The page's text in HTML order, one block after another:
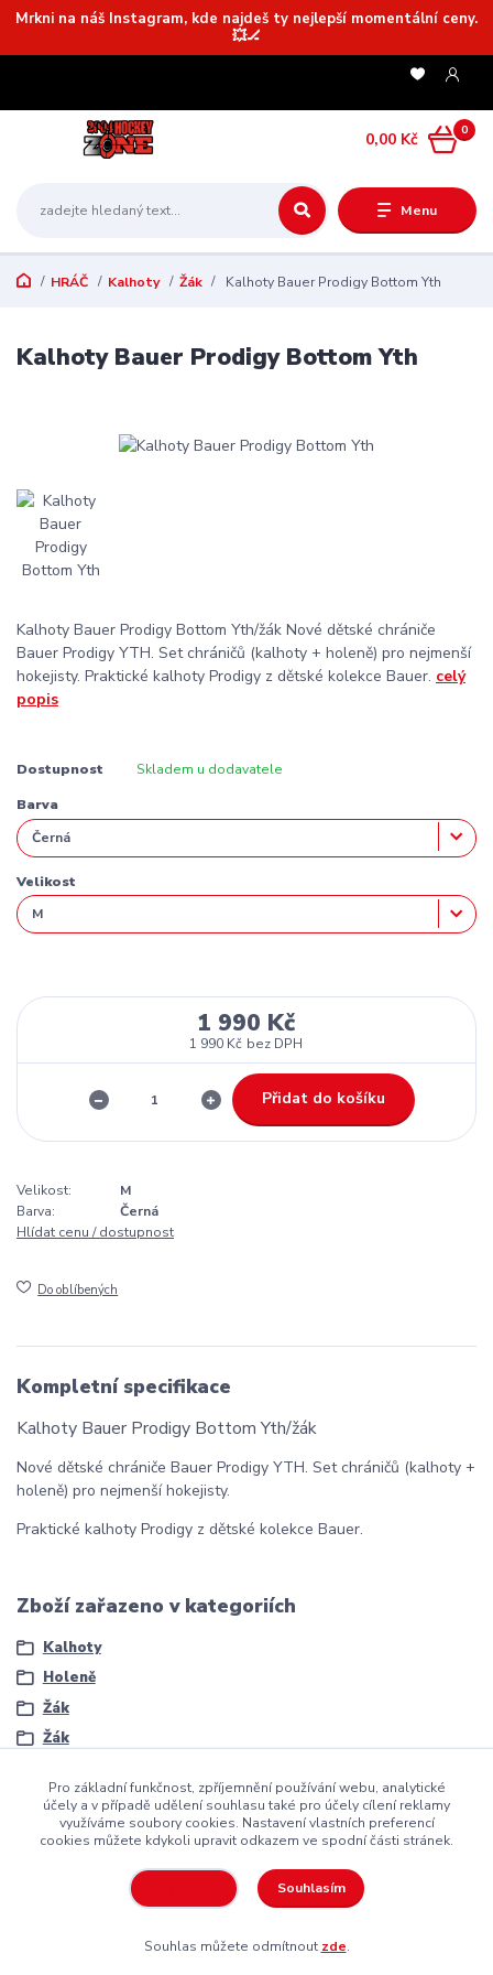
Mrkni na náš Instagram, kde najdeš ty nejlepší momentální ceny.
💥🏒
Menu
0
0,00 Kč
HRÁČ Kalhoty Žák Kalhoty Bauer Prodigy Bottom Yth
Kalhoty Bauer Prodigy Bottom Yth
Kalhoty Bauer Prodigy Bottom Yth/žák Nové dětské chrániče
Bauer Prodigy YTH. Set chráničů (kalhoty + holeně) pro nejmenší
hokejisty. Praktické kalhoty Prodigy z dětské kolekce Bauer. celý
popis
Dostupnost Skladem u dodavatele
Barva
Velikost
1 990 Kč
1 990 Kč bez DPH
Přidat do košíku
Velikost:
M
Barva:
Černá
Hlídat cenu / dostupnost
Do oblíbených
Kompletní specifikace
Kalhoty Bauer Prodigy Bottom Yth/žák
Nové dětské chrániče Bauer Prodigy YTH. Set chráničů (kalhoty +
holeně) pro nejmenší hokejisty.
Praktické kalhoty Prodigy z dětské kolekce Bauer.
Zboží zařazeno v kategoriích
Kalhoty
Holeně
Žák
Žák
Copyright ©2016Hockeyzone.cz Brnovaše značková
za rozumnou cenu
Vytvořeno na Eshop-rychle.cz
Pro základní funkčnost, zpříjemnění používání webu, analytické
účely a v případě udělení souhlasu také pro účely cílení reklamy
využíváme soubory cookies. Nastavení vlastních preferencí
cookies můžete kdykoli upravit odkazem ve spodní části stránek.
Souhlasím
Souhlas můžete odmítnout zde.